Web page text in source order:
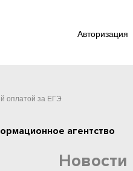
Авторизация
оплатой за ЕГЭ
агентство
Новости